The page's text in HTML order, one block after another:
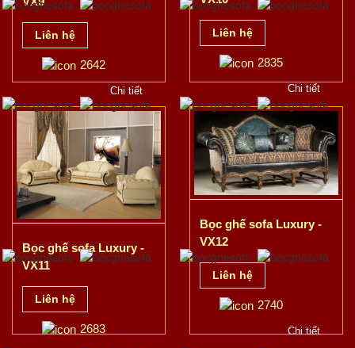
Liên hệ
2642
Chi tiết
Liên hệ
2835
Chi tiết
Bọc ghế sofa Luxury -
VX11
Liên hệ
2683
Bọc ghế sofa Luxury -
VX12
Liên hệ
2740
Chi tiết